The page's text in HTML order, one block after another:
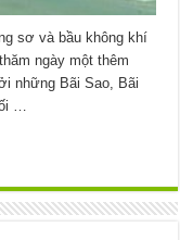
sơ và bầu không khí
ngày một thêm
những Bãi Sao, Bãi
…